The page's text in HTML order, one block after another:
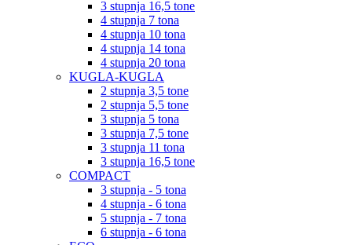
3 stupnja 16,5 tone
4 stupnja 7 tona
4 stupnja 10 tona
4 stupnja 14 tona
4 stupnja 20 tona
KUGLA-KUGLA
2 stupnja 3,5 tone
2 stupnja 5,5 tone
3 stupnja 5 tona
3 stupnja 7,5 tone
3 stupnja 11 tona
3 stupnja 16,5 tone
COMPACT
3 stupnja - 5 tona
4 stupnja - 6 tona
5 stupnja - 7 tona
6 stupnja - 6 tona